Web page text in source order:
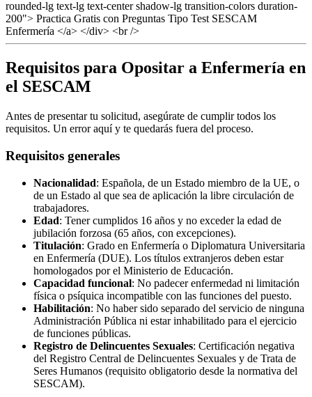
rounded-lg text-lg text-center shadow-lg transition-colors duration-
200"> Practica Gratis con Preguntas Tipo Test SESCAM
Enfermería </a> </div> <br />
Requisitos para Opositar a Enfermería en
el SESCAM
Antes de presentar tu solicitud, asegúrate de cumplir todos los
requisitos. Un error aquí y te quedarás fuera del proceso.
Requisitos generales
Nacionalidad: Española, de un Estado miembro de la UE, o
de un Estado al que sea de aplicación la libre circulación de
trabajadores.
Edad: Tener cumplidos 16 años y no exceder la edad de
jubilación forzosa (65 años, con excepciones).
Titulación: Grado en Enfermería o Diplomatura Universitaria
en Enfermería (DUE). Los títulos extranjeros deben estar
homologados por el Ministerio de Educación.
Capacidad funcional: No padecer enfermedad ni limitación
física o psíquica incompatible con las funciones del puesto.
Habilitación: No haber sido separado del servicio de ninguna
Administración Pública ni estar inhabilitado para el ejercicio
de funciones públicas.
Registro de Delincuentes Sexuales: Certificación negativa
del Registro Central de Delincuentes Sexuales y de Trata de
Seres Humanos (requisito obligatorio desde la normativa del
SESCAM).